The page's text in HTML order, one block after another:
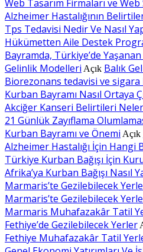
Web Tasarım Firmaları ve
Alzheimer Hastalığının
Tps Tedavisi Nedir Ve Nasıl
Hükümetten Aile Destek
Bayramda, Türkiye’de
Gelinlik Modelleri Açık Balık
Biorezonans tedavisi ve sigara
Kurban Bayramı Nasıl Ortaya
Akciğer Kanseri Belirtileri
21 Günlük Zayıflama
Kurban Bayramı ve Önemi Açık
Alzheimer Hastalığı İçin Hangi
Türkiye Kurban Bağışı İçin
Afrika’ya Kurban Bağışı Nasıl
Marmaris’te Gezilebilecek
Marmaris’te Gezilebilecek
Marmaris Muhafazakâr Tatil
Fethiye’de Gezilebilecek Yerler
Fethiye Muhafazakâr Tatil